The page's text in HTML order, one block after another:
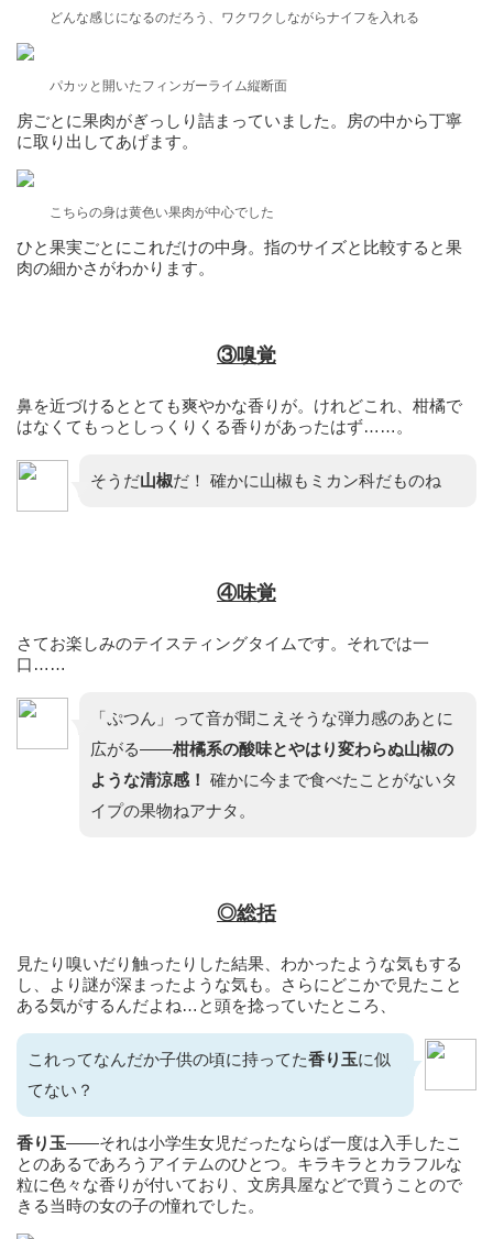
どんな感じになるのだろう、ワクワクしながらナイフを入れる
パカッと開いたフィンガーライム縦断面
房ごとに果肉がぎっしり詰まっていました。房の中から丁寧
に取り出してあげます。
こちらの身は黄色い果肉が中心でした
ひと果実ごとにこれだけの中身。指のサイズと比較すると果
肉の細かさがわかります。
③嗅覚
鼻を近づけるととても爽やかな香りが。けれどこれ、柑橘で
はなくてもっとしっくりくる香りがあったはず……。
そうだ山椒だ！ 確かに山椒もミカン科だものね
④味覚
さてお楽しみのテイスティングタイムです。それでは一
口……
「ぷつん」って音が聞こえそうな弾力感のあとに
広がる——柑橘系の酸味とやはり変わらぬ山椒の
ような清涼感！ 確かに今まで食べたことがないタ
イプの果物ねアナタ。
◎総括
見たり嗅いだり触ったりした結果、わかったような気もする
し、より謎が深まったような気も。さらにどこかで見たこと
ある気がするんだよね…と頭を捻っていたところ、
これってなんだか子供の頃に持ってた香り玉に似
てない？
香り玉——それは小学生女児だったならば一度は入手したこ
とのあるであろうアイテムのひとつ。キラキラとカラフルな
粒に色々な香りが付いており、文房具屋などで買うことので
きる当時の女の子の憧れでした。